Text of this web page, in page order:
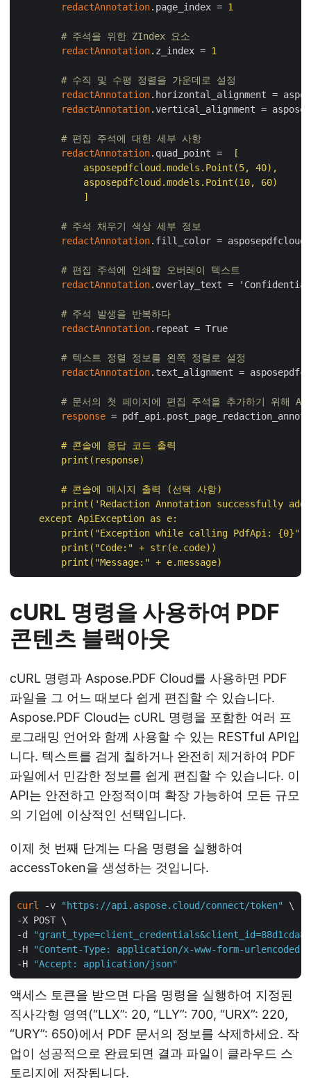
redactAnnotation.page_index = 1
# 주석을 위한 ZIndex 요소
redactAnnotation.z_index = 1
# 수직 및 수평 정렬을 가운데로 설정
redactAnnotation.horizontal_alignment =
redactAnnotation.vertical_alignment =
# 편집 주석에 대한 세부 사항
redactAnnotation.quad_point =
[
            asposepdfcloud.models.Point(5, 40),
            asposepdfcloud.models.Point(10, 60)
            ]
# 주석 채우기 색상 세부 정보
redactAnnotation.fill_color =
# 편집 주석에 인쇄할 오버레이 텍스트
redactAnnotation.overlay_text =
# 주석 발생을 반복하다
redactAnnotation.repeat = True
# 텍스트 정렬 정보를 왼쪽 정렬로 설정
redactAnnotation.text_alignment =
# 문서의 첫 페이지에 편집 주석을 추가하기 위해
response =
        # 콘솔에 응답 코드 출력
        print(response)
        # 콘솔에 메시지 출력 (선택 사항)
print('Redaction Annotation successfully
    except ApiException as e:
print("Exception while calling PdfApi:
        print("Code:" + str(e.code))
cURL 명령을 사용하여 PDF
콘텐츠 블랙아웃
cURL 명령과 Aspose.PDF Cloud를 사용하면 PDF
파일을 그 어느 때보다 쉽게 편집할 수 있습니다.
Aspose.PDF Cloud는 cURL 명령을 포함한 여러 프
로그래밍 언어와 함께 사용할 수 있는 RESTful API입
니다. 텍스트를 검게 칠하거나 완전히 제거하여 PDF
파일에서 민감한 정보를 쉽게 편집할 수 있습니다. 이
API는 안전하고 안정적이며 확장 가능하여 모든 규모
의 기업에 이상적인 선택입니다.
이제 첫 번째 단계는 다음 명령을 실행하여
accessToken을 생성하는 것입니다.
curl -v "https://api.aspose.cloud/connect/token"
\
-X POST \
-d
"grant_type=client_credentials&client_id=88d1cda8-
-H
"Content-Type: application/x-www-form-urlencoded"
-H
"Accept: application/json"
액세스 토큰을 받으면 다음 명령을 실행하여 지정된
직사각형 영역(“LLX”: 20, “LLY”: 700, “URX”: 220,
“URY”: 650)에서 PDF 문서의 정보를 삭제하세요. 작
업이 성공적으로 완료되면 결과 파일이 클라우드 스
토리지에 저장됩니다.